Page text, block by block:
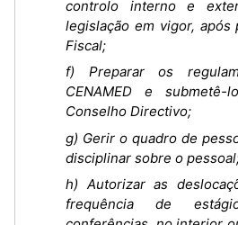
controlo interno e
legislação em vigor, após
Fiscal;
f) Preparar os
CENAMED e
Conselho Directivo;
g) Gerir o quadro de
disciplinar sobre o
h) Autorizar as
frequência de